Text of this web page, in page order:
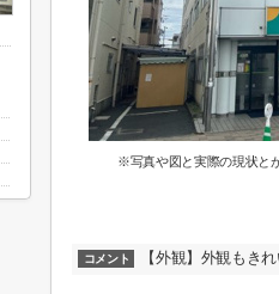
※写真や図と実際の現状と
コメント 【外観】外観もき